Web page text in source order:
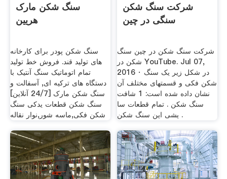
سنگ شکن مارک
هریین
سنگ شکن پودر برای کارخانه
های تولید قند. فروش خط تولید
تمام اتوماتیک سنگ آنتیک با
دستگاه های ترکیه ای, آسفالت و
سنگ شکن مارک [24/7 آنلاین]
سنگ شکن قطعات یدکی سنگ
شکن فکی,ماسه شور,نوار نقاله
شرکت سنگ شکن
سنگی در چین
شرکت سنگ شکن در چین ‫سنگ
شکن در‬‎ YouTube. Jul 07,
2016 · در شکل زیر یک سنگ
شکن فکی و قسمتهای مختلف آن
نشان داده شده است: 1 شافت
سنگ شکن . ‏تمام قطعات سا
یشی این سنگ شکن .